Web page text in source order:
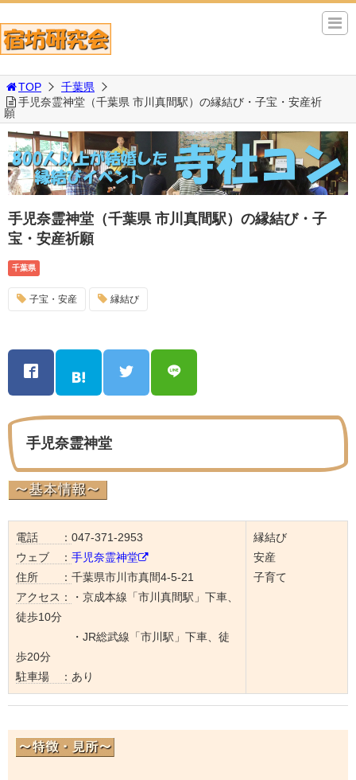
TOP
千葉県
手児奈霊神堂（千葉県 市川真間駅）の縁結び・子宝・安産祈
願
手児奈霊神堂（千葉県 市川真間駅）の縁結び・子
宝・安産祈願
千葉県
子宝・安産 縁結び
手児奈霊神堂
電話 ： 047-371-2953
ウェブ ： 手児奈霊神堂
住所 ： 千葉県市川市真間4-5-21
アクセス：
・京成本線「市川真間駅」下車、
徒歩10分
・JR総武線「市川駅」下車、徒
歩20分
駐車場 ： あり
縁結び
安産
子育て